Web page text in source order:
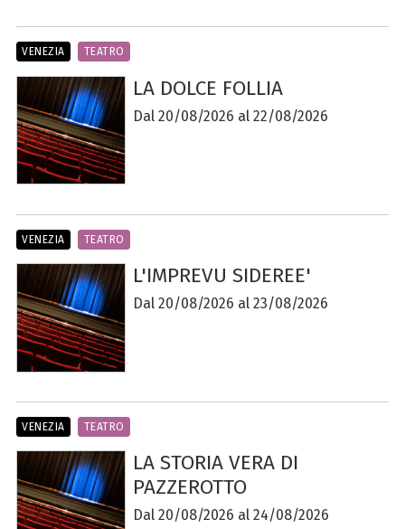
LA DOLCE FOLLIA
Dal 20/08/2026 al 22/08/2026
VENEZIA TEATRO
L'IMPREVU SIDEREE'
Dal 20/08/2026 al 23/08/2026
VENEZIA TEATRO
LA STORIA VERA DI
PAZZEROTTO
Dal 20/08/2026 al 24/08/2026
VENEZIA TEATRO